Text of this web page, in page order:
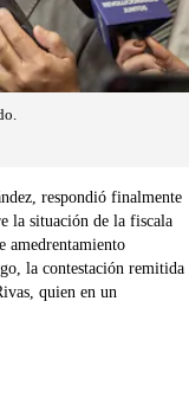
respondió finalmente
la situación de la fiscala
amedrentamiento
la contestación remitida
quien en un